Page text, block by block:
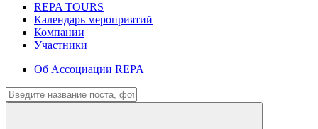
REPA TOURS
Календарь мероприятий
Компании
Участники
Об Ассоциации REPA